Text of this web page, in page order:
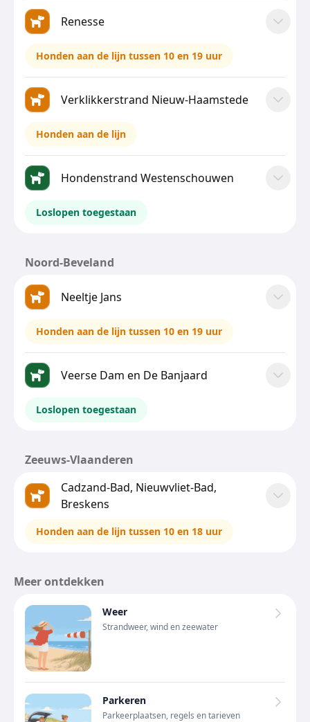
Renesse
Honden aan de lijn tussen 10 en 19 uur
Verklikkerstrand Nieuw-Haamstede
Honden aan de lijn
Hondenstrand Westenschouwen
Loslopen toegestaan
Noord-Beveland
Neeltje Jans
Honden aan de lijn tussen 10 en 19 uur
Veerse Dam en De Banjaard
Loslopen toegestaan
Zeeuws-Vlaanderen
Cadzand-Bad, Nieuwvliet-Bad,
Breskens
Honden aan de lijn tussen 10 en 18 uur
Meer ontdekken
Weer
Strandweer, wind en zeewater
Parkeren
Parkeerplaatsen, regels en tarieven